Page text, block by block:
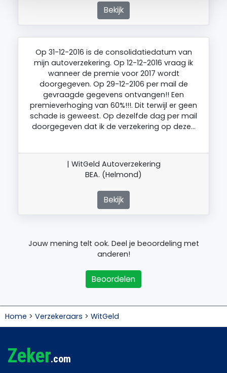
Bekijk
Op 31-12-2016 is de consolidatiedatum van
mijn autoverzekering. Op 12-12-2016 vraag ik
wanneer de premie voor 2017 wordt
doorgegeven. Op 29-12-2106 per mail de
gevraagde gegevens ontvangen!! Een
premieverhoging van 60%!!!. Dit terwijl er geen
schade is geweest. Op dezelfde dag per mail
doorgegeven dat ik de verzekering op deze…
| WitGeld Autoverzekering
BEA. (Helmond)
Bekijk
Jouw mening telt ook. Deel je beoordeling met
anderen!
Beoordelen
Home > Verzekeraars > WitGeld
Zeker.com